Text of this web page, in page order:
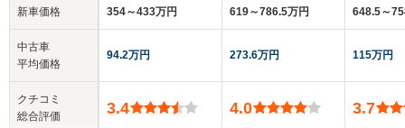
新車価格
中古車
平均価格
クチコミ
総合評価
354～433万円
94.2万円
3.4
619～786.5万円
273.6万円
4.0
648.5～
115万円
3.7